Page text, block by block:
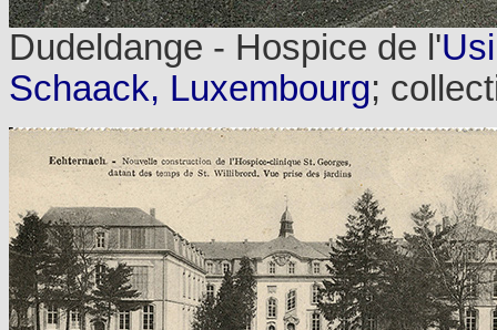
Dudeldange - Hospice de l'
Schaack, Luxembourg;